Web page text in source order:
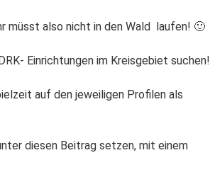
müsst also nicht in den Wald laufen! 🙂
Einrichtungen im Kreisgebiet suchen!
auf den jeweiligen Profilen als
diesen Beitrag setzen, mit einem